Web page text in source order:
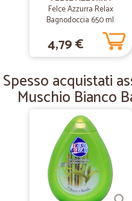
ho dato 4 stelle perchè mi sono
vuol dire poca attenzione nella
dimenticanza di qualche
verdura belli e freschissimi
—Cristiana D.
tutto perfetto
Felce Azzurra Relax
Bagnodoccia 650 ml.
4,79 €
Spesso acquistati
Muschio Bianco